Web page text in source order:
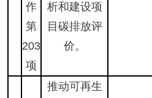
作
第
203
项
析和建设项
目碳排放评
价。
推动可再生